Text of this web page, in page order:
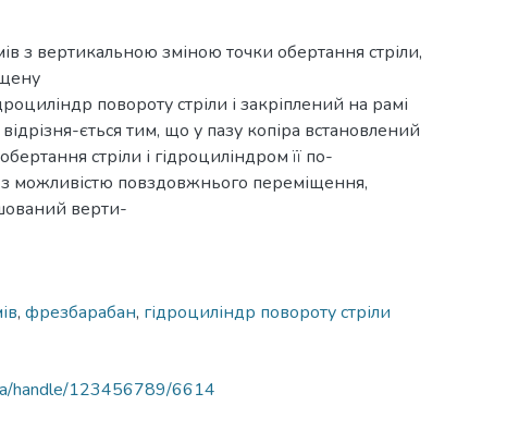
з вертикальною зміною точки обертання стріли,
повороту стріли і закріплений на рамі
ється тим, що у пазу копіра встановлений
стріли і гідроциліндром її по-
можливістю повздовжнього переміщення,
верти-
, фрезбарабан, гідроциліндр повороту стріли
handle/123456789/6614